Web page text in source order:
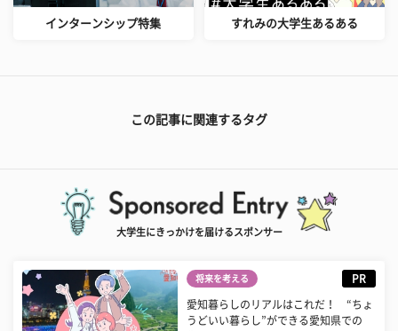
インターンシップ特集 すれみの大学生あるある
この記事に関連するタグ
大学生にきっかけを届けるスポンサー
将来を考える PR
愛知暮らしのリアルはこれだ！ “ちょ
うどいい暮らし”ができる愛知県での